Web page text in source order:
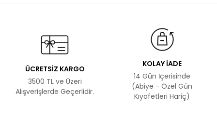
ÜCRETSİZ KARGO
3500 TL ve Üzeri
Alışverişlerde Geçerlidir.
KOLAY İADE
14 Gün İçerisinde
(Abiye - Özel Gün
Kıyafetleri Hariç)